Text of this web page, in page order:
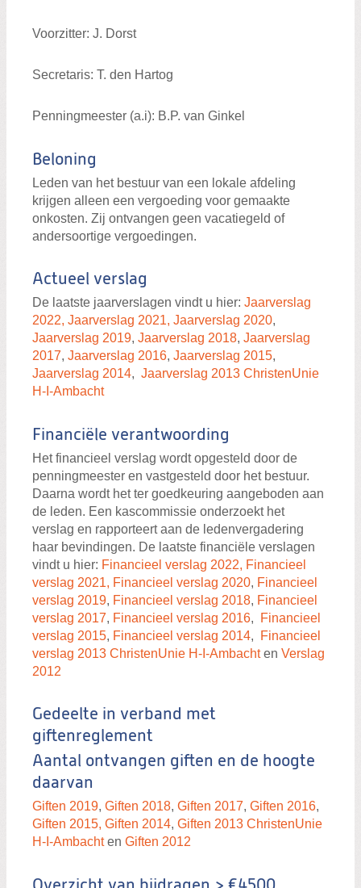
Voorzitter: J. Dorst
Secretaris: T. den Hartog
Penningmeester (a.i): B.P. van Ginkel
Beloning
Leden van het bestuur van een lokale afdeling
krijgen alleen een vergoeding voor gemaakte
onkosten. Zij ontvangen geen vacatiegeld of
andersoortige vergoedingen.
Actueel verslag
De laatste jaarverslagen vindt u hier: Jaarverslag
2022, Jaarverslag 2021, Jaarverslag 2020,
Jaarverslag 2019, Jaarverslag 2018, Jaarverslag
2017, Jaarverslag 2016, Jaarverslag 2015,
Jaarverslag 2014, Jaarverslag 2013 ChristenUnie
H-I-Ambacht
Financiële verantwoording
Het financieel verslag wordt opgesteld door de
penningmeester en vastgesteld door het bestuur.
Daarna wordt het ter goedkeuring aangeboden aan
de leden. Een kascommissie onderzoekt het
verslag en rapporteert aan de ledenvergadering
haar bevindingen. De laatste financiële verslagen
vindt u hier: Financieel verslag 2022, Financieel
verslag 2021, Financieel verslag 2020, Financieel
verslag 2019, Financieel verslag 2018, Financieel
verslag 2017, Financieel verslag 2016,
Financieel
verslag 2015, Financieel verslag 2014,
Financieel
verslag 2013 ChristenUnie H-I-Ambachten Verslag
2012
Gedeelte in verband met
giftenreglement
Aantal ontvangen giften en de hoogte
daarvan
Giften 2019, Giften 2018, Giften 2017, Giften 2016,
Giften 2015, Giften 2014, Giften 2013 ChristenUnie
H-I-Ambachten Giften 2012